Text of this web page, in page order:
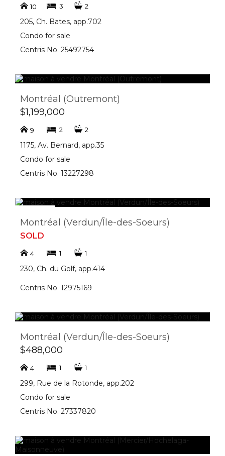
10 3 2
205, Ch. Bates, app.702
Condo for sale
Centris No. 25492754
Montréal (Outremont)
$1,199,000
9 2 2
1175, Av. Bernard, app.35
Condo for sale
Centris No. 13227298
Montréal (Verdun/Île-des-Soeurs)
SOLD
4 1 1
230, Ch. du Golf, app.414
Centris No. 12975169
Montréal (Verdun/Île-des-Soeurs)
$488,000
4 1 1
299, Rue de la Rotonde, app.202
Condo for sale
Centris No. 27337820